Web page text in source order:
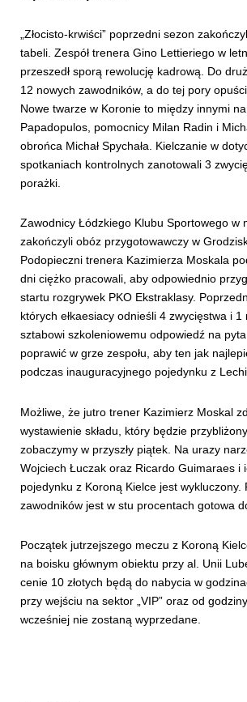
„Złocisto-krwiści” poprzedni sezon
tabeli. Zespół trenera Gino Lettieriego w
przeszedł sporą rewolucję kadrową. Do
12 nowych zawodników, a do tej pory
Nowe twarze w Koronie to między innymi
Papadopulos, pomocnicy Milan Radin i
obrońca Michał Spychała. Kielczanie w
spotkaniach kontrolnych zanotowali 3
porażki.
Zawodnicy Łódzkiego Klubu Sportowego w
zakończyli obóz przygotowawczy w
Podopieczni trenera Kazimierza Moskala
dni ciężko pracowali, aby odpowiednio
startu rozgrywek PKO Ekstraklasy.
których ełkaesiacy odnieśli 4 zwycięstwa i 1
sztabowi szkoleniowemu odpowiedź na
poprawić w grze zespołu, aby ten jak
podczas inauguracyjnego pojedynku z
Możliwe, że jutro trener Kazimierz Moskal
wystawienie składu, który będzie
zobaczymy w przyszły piątek. Na urazy
Wojciech Łuczak oraz Ricardo Guimaraes i
pojedynku z Koroną Kielce jest wykluczony.
zawodników jest w stu procentach gotowa
Początek jutrzejszego meczu z Koroną
na boisku głównym obiektu przy al. Unii
cenie 10 złotych będą do nabycia w
przy wejściu na sektor „VIP” oraz od
wcześniej nie zostaną wyprzedane.